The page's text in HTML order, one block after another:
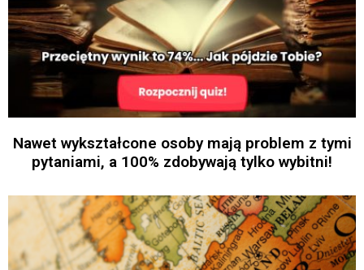
Nawet wykształcone osoby mają problem z tymi
pytaniami, a 100% zdobywają tylko wybitni!